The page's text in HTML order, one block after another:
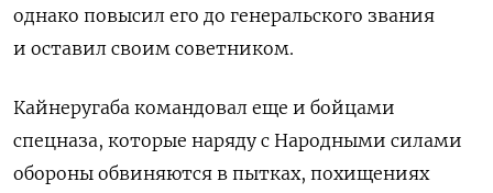
однако повысил его до генеральского звания
и оставил своим советником.
Кайнеругаба командовал еще и бойцами
спецназа, которые наряду с Народными силами
обороны обвиняются в пытках, похищениях